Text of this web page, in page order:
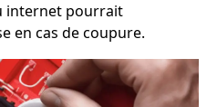
internet pourrait
en cas de coupure.